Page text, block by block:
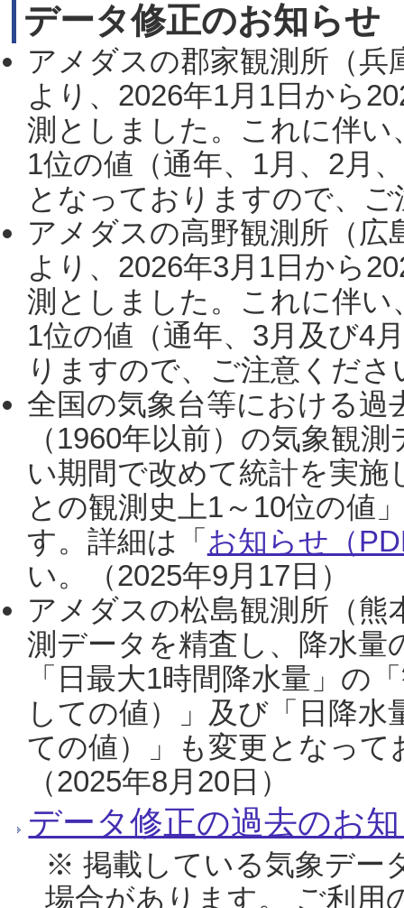
データ修正のお知らせ
アメダスの郡家観測所（
より、2026年1月1日から
測としました。これに伴い
1位の値（通年、1月、2月
となっておりますので、
アメダスの高野観測所（
より、2026年3月1日から
測としました。これに伴い
1位の値（通年、3月及び4
りますので、ご注意くだ
全国の気象台等における過
（1960年以前）の気象観
い期間で改めて統計を実
との観測史上1～10位の値
す。詳細は「 お知らせ（
い。（2025年9月17日）
アメダスの松島観測所（熊
測データを精査し、降水
「日最大1時間降水量」の
しての値）」及び「日降
ての値）」も変更となっ
（2025年8月20日）
データ修正の過去のお
※ 掲載している気象デー
場合があります。 ご利用